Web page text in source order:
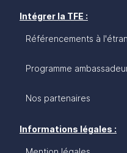
Intégrer la TFE :
Référencements à
Programme
Nos partenaires
Informations légales :